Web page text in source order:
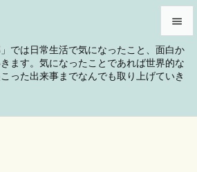
では日常生活で気になったこと、面白か
ます。気になったことであれば世界的な
った出来事までなんでも取り上げていき


メニュ

